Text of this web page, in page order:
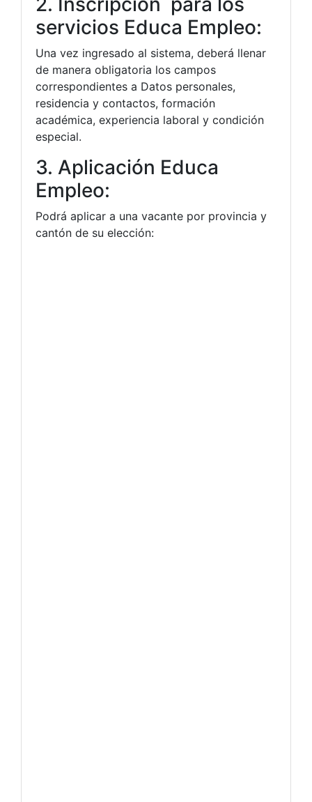
servicios Educa Empleo:
Una vez ingresado al sistema, deberá llenar
de manera obligatoria los campos
correspondientes a Datos personales,
residencia y contactos, formación
académica, experiencia laboral y condición
especial.
3. Aplicación Educa
Empleo:
Podrá aplicar a una vacante por provincia y
cantón de su elección: